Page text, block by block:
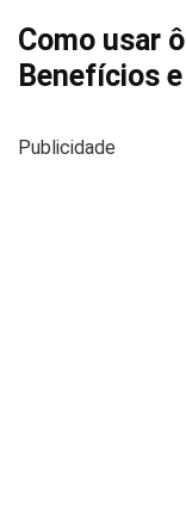
Como usar
Benefícios
Publicidade